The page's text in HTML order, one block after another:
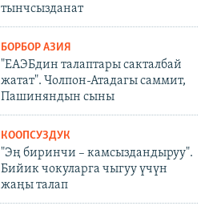
тынчсызданат
БОРБОР АЗИЯ
"ЕАЭБдин талаптары сакталбай
жатат". Чолпон-Атадагы саммит,
Пашиняндын сыны
КООПСУЗДУК
"Эң биринчи – камсыздандыруу".
Бийик чокуларга чыгуу үчүн
жаңы талап